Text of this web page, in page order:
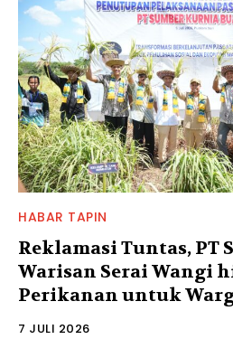
HABAR TAPIN
Reklamasi Tuntas, PT
Warisan Serai Wangi
Perikanan untuk
7 JULI 2026